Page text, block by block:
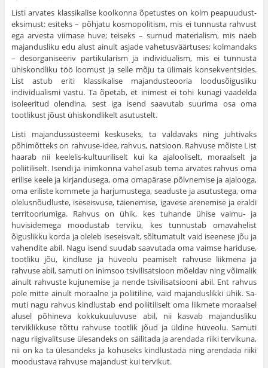
Listi arvates klassikalise koolkonna õpetustes on kolm peapuudust-
eksimust: esiteks – põhjatu kosmopolitism, mis ei tunnusta rahvust
ega arvesta viimase huve; teiseks – surnud materialism, mis näeb
majandusliku edu alust ainult asjade vahetusväärtuses; kolmandaks
– desorganiseeriv partikularism ja individualism, mis ei tunnusta
ühiskond­liku töö loomust ja selle mõju ta ülimais konsekventsides.
List as­tub eriti klassikalise majandusteooria loodusõigusliku
individua­lismi vastu. Ta õpetab, et inimest ei tohi kunagi vaadelda
isolee­ritud olendina, sest iga isend saavutab suurima osa oma
tootlikust jõust ühiskondlikelt asutustelt.
Listi majandussüsteemi keskuseks, ta valdavaks ning juhti­vaks
põhimõtteks on rahvuse-idee, rahvus, natsioon. Rahvuse mõiste List
haarab nii keelelis-kultuuriliselt kui ka ajalooliselt, moraalselt ja
poliitiliselt. Isendi ja inimkonna vahel asub tema arvates rahvus oma
erilise keele ja kirjandusega, oma omapä­rase põlvnemise ja ajalooga,
oma eriliste kommete ja harjumus­tega, seaduste ja asutustega, oma
olelusnõudluste, iseseisvuse, täie­nemise, igavese arenemise ja eraldi
territooriumiga. Rahvus on ühik, kes tuhande ühise vaimu- ja
huvisidemega moodustab ter­viku, kes tunnustab omavahelist
õiguslikku korda ja oleleb ise­seisvalt, sõltumatult vaid iseenese jõu ja
vahendite abil. Nagu isend suudab saavutada oma vaimse hariduse,
tootliku jõu, kind­luse ja hüveolu peamiselt rahvuse liikmena ja
rahvuse abil, sa­muti on inimsoo tsivilisatsioon mõeldav ning võimalik
ainult rah­vuste kujunemise ja nende tsivilisatsiooni abil. Ent rahvus
pole mitte ainult moraalne ja poliitiline, vaid majanduslikki ühik. Sa­
muti nagu rahvus kindlustab end poliitiliselt oma liikmete mo­raalsel
alusel põhineva kokkukuuluvuse abil, nii kasvab majan­dusliku
terviklikkuse tõttu rahvuse tootlik jõud ja üldine hüve­olu. Samuti
nagu riigivalitsuse ülesandeks on säilitada ja aren­dada riiki tervikuna,
nii on ka ta ülesandeks ja kohuseks kind­lustada ning arendada riiki
moodustava rahvuse majandust kui tervikut.